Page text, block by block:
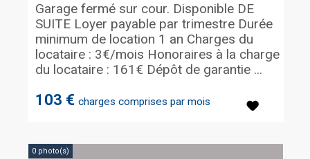
103 € charges comprises par mois
Garage fermé sur cour. Disponible DE
SUITE Loyer payable par trimestre Durée
minimum de location 1 an Charges du
locataire : 3€/mois Honoraires à la charge
du locataire : 161€ Dépôt de garantie ...
0 photo(s)